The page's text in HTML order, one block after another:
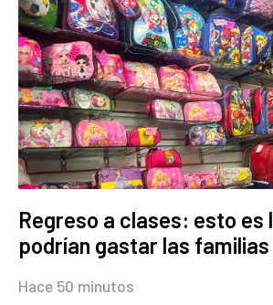
Regreso a clases: esto es
podrían gastar las
Hace 50 minutos